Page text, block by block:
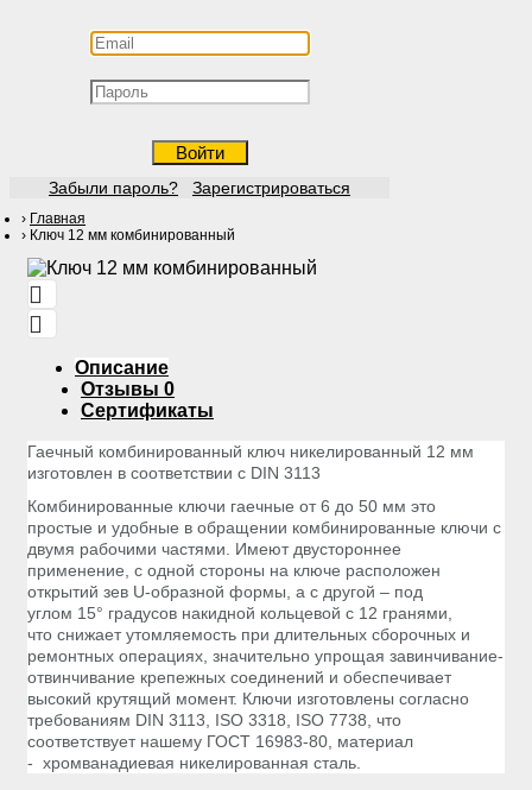
Войти
Забыли пароль? Зарегистрироваться
Главная
Ключ 12 мм комбинированный
Описание
Отзывы 0
Сертификаты
Гаечный комбинированный ключ никелированный 12 мм
изготовлен в соответствии с DIN 3113
Комбинированные ключи гаечные от 6 до 50 мм это
простые и удобные в обращении комбинированные ключи с
двумя рабочими частями. Имеют двустороннее
применение, с одной стороны на ключе расположен
открытий зев U-образной формы, а с другой – под
углом 15° градусов накидной кольцевой с 12 гранями,
что снижает утомляемость при длительных сборочных и
ремонтных операциях, значительно упрощая завинчивание-
отвинчивание крепежных соединений и обеспечивает
высокий крутящий момент. Ключи изготовлены согласно
требованиям DIN 3113, ISO 3318, ISO 7738, что
соответствует нашему ГОСТ 16983-80, материал
- хромванадиевая никелированная сталь.